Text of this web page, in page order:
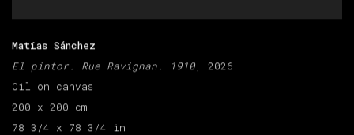
Matías Sánchez
El pintor. Rue Ravignan. 1910, 2026
Oil on canvas
200 x 200 cm
78 3/4 x 78 3/4 in